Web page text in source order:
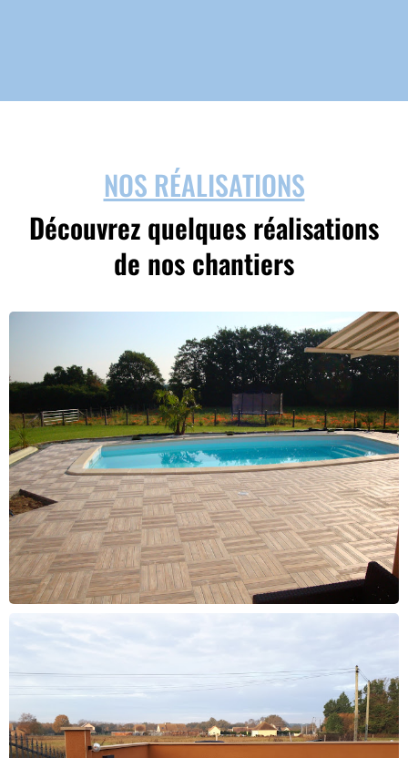
NOS RÉALISATIONS
Découvrez quelques réalisations
de nos chantiers